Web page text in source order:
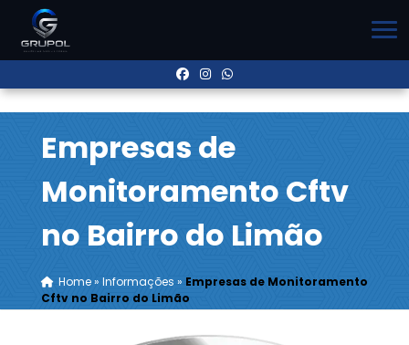
Empresas de
Monitoramento Cftv
no Bairro do Limão
Home» Informações » Empresas de Monitoramento
Cftv no Bairro do Limão